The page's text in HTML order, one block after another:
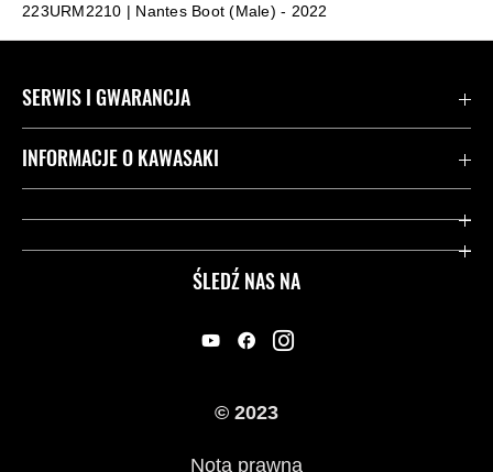
223URM2210 | Nantes Boot (Male) - 2022
ŚLEDŹ NAS NA
SERWIS I GWARANCJA
Kontakt
Przydatne strony
INFORMACJE O KAWASAKI
Dziedzictwo Kawasaki
© 2023
Nota prawna